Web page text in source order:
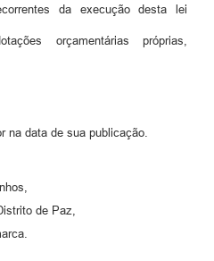
da execução desta lei
orçamentárias próprias,
na data de sua publicação.
de Paz,